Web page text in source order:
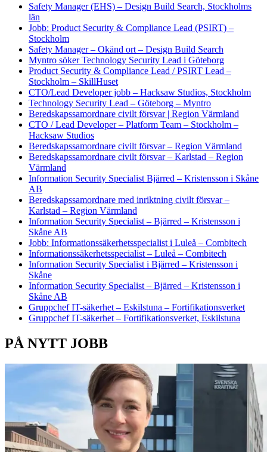
Safety Manager (EHS) – Design Build Search, Stockholms
län
Jobb: Product Security & Compliance Lead (PSIRT) –
Stockholm
Safety Manager – Okänd ort – Design Build Search
Myntro söker Technology Security Lead i Göteborg
Product Security & Compliance Lead / PSIRT Lead –
Stockholm – SkillHuset
CTO/Lead Developer jobb – Hacksaw Studios, Stockholm
Technology Security Lead – Göteborg – Myntro
Beredskapssamordnare civilt försvar | Region Värmland
CTO / Lead Developer – Platform Team – Stockholm –
Hacksaw Studios
Beredskapssamordnare civilt försvar – Region Värmland
Beredskapssamordnare civilt försvar – Karlstad – Region
Värmland
Information Security Specialist Bjärred – Kristensson i Skåne
AB
Beredskapssamordnare med inriktning civilt försvar –
Karlstad – Region Värmland
Information Security Specialist – Bjärred – Kristensson i
Skåne AB
Jobb: Informationssäkerhetsspecialist i Luleå – Combitech
Informationssäkerhetsspecialist – Luleå – Combitech
Information Security Specialist i Bjärred – Kristensson i
Skåne
Information Security Specialist – Bjärred – Kristensson i
Skåne AB
Gruppchef IT-säkerhet – Eskilstuna – Fortifikationsverket
Gruppchef IT-säkerhet – Fortifikationsverket, Eskilstuna
PÅ NYTT JOBB